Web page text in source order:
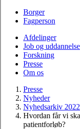
Borger
Fagperson
Afdelinger
Job og uddannelse
Forskning
Presse
Om os
Presse
Nyheder
Nyhedsarkiv 2022
Hvordan får vi
patientforløb?